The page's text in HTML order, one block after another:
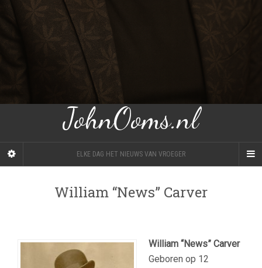
JohnOoms.nl
ELKE DAG HET NIEUWS VAN VROEGER
William “News” Carver
William “News” Carver
Geboren op 12